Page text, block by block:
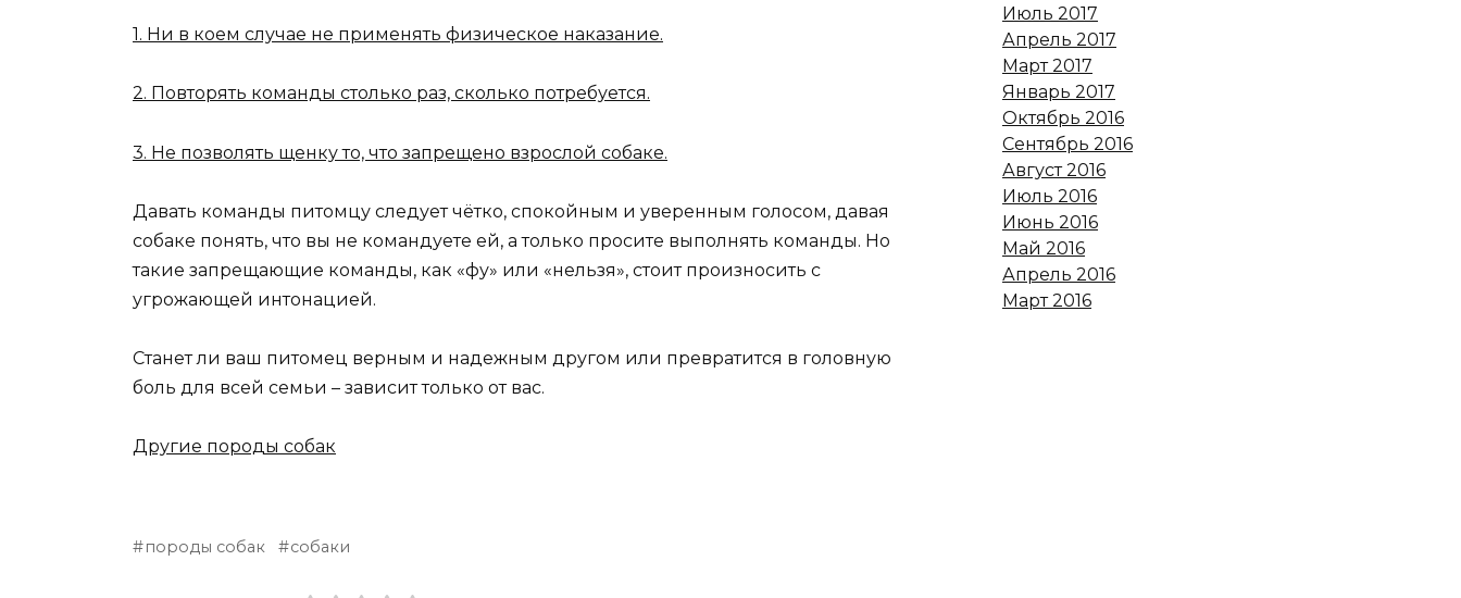
1. Ни в коем случае не применять физическое наказание.
2. Повторять команды столько раз, сколько потребуется.
3. Не позволять щенку то, что запрещено взрослой собаке.
Давать команды питомцу следует чётко, спокойным и уверенным голосом, давая
собаке понять, что вы не командуете ей, а только просите выполнять команды. Но
такие запрещающие команды, как «фу» или «нельзя», стоит произносить с
угрожающей интонацией.
Станет ли ваш питомец верным и надежным другом или превратится в головную
боль для всей семьи – зависит только от вас.
Другие породы собак
породы собак собаки
Июль 2017
Апрель 2017
Март 2017
Январь 2017
Октябрь 2016
Сентябрь 2016
Август 2016
Июль 2016
Июнь 2016
Май 2016
Апрель 2016
Март 2016